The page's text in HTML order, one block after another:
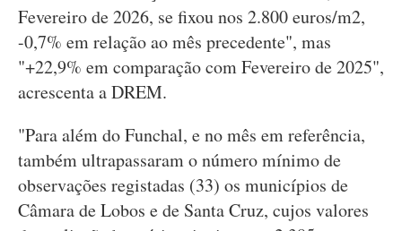
Fevereiro de 2026, se fixou nos 2.800 euros/m2,
-0,7% em relação ao mês precedente", mas
"+22,9% em comparação com Fevereiro de 2025",
acrescenta a DREM.
"Para além do Funchal, e no mês em referência,
também ultrapassaram o número mínimo de
observações registadas (33) os municípios de
Câmara de Lobos e de Santa Cruz, cujos valores